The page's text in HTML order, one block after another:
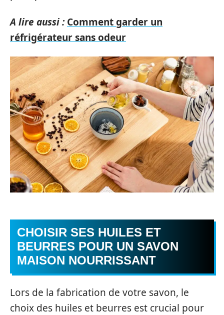
A lire aussi : Comment garder un
réfrigérateur sans odeur
CHOISIR SES HUILES ET
BEURRES POUR UN SAVON
MAISON NOURRISSANT
Lors de la fabrication de votre savon, le
choix des huiles et beurres est crucial pour